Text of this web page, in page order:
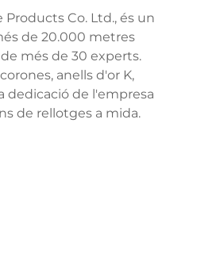
Co. Ltd., és un
de 20.000 metres
més de 30 experts.
anells d'or K,
dedicació de l'empresa
de rellotges a mida.